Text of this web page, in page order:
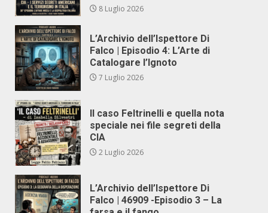
8 Luglio 2026
L’Archivio dell’Ispettore Di
Falco | Episodio 4: L’Arte di
Catalogare l’Ignoto
7 Luglio 2026
Il caso Feltrinelli e quella nota
speciale nei file segreti della
CIA
2 Luglio 2026
L’Archivio dell’Ispettore Di
Falco | 46909 -Episodio 3 – La